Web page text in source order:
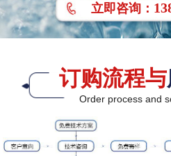
立即咨询 ：
订购流程与
Order process and